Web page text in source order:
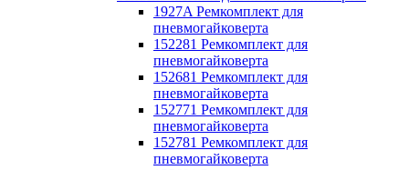
1927A Ремкомплект для
пневмогайковерта
152281 Ремкомплект для
пневмогайковерта
152681 Ремкомплект для
пневмогайковерта
152771 Ремкомплект для
пневмогайковерта
152781 Ремкомплект для
пневмогайковерта